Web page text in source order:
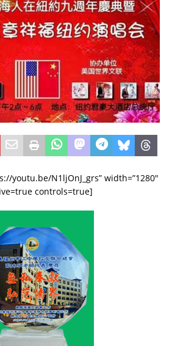
youtu.be/N1ljOnJ_grs” width=”1280″
controls=true]